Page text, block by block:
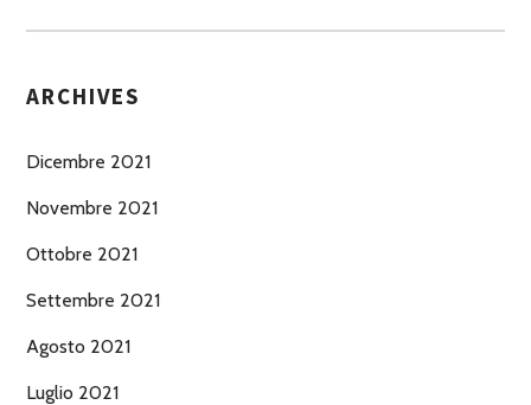
ARCHIVES
Dicembre 2021
Novembre 2021
Ottobre 2021
Settembre 2021
Agosto 2021
Luglio 2021